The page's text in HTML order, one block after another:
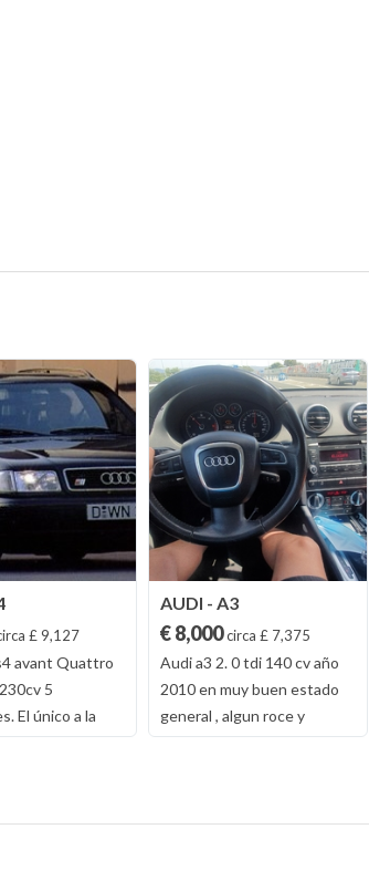
£ 9,127
avant Quattro
5
El único a la
y de los
años en un
AUDI - A3
€ 8,000circa £ 7,375
Audi a3 2. 0 tdi 140 cv año
2010 en muy buen estado
general , algun roce y
desgaste de uso , motor
neumaticos prácticamente